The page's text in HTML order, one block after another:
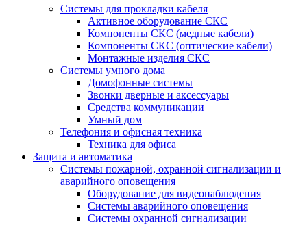
Системы для прокладки кабеля
Активное оборудование СКС
Компоненты СКС (медные кабели)
Компоненты СКС (оптические кабели)
Монтажные изделия СКС
Системы умного дома
Домофонные системы
Звонки дверные и аксессуары
Средства коммуникации
Умный дом
Телефония и офисная техника
Техника для офиса
Защита и автоматика
Системы пожарной, охранной сигнализации и
аварийного оповещения
Оборудование для видеонаблюдения
Системы аварийного оповещения
Системы охранной сигнализации